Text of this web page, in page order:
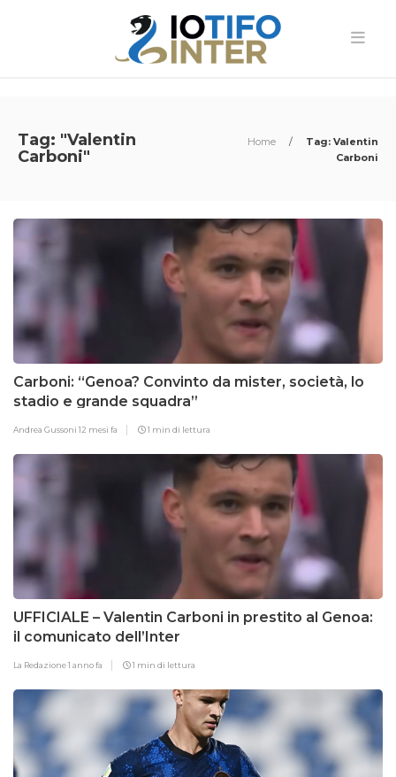
Tag: "Valentin
Carboni"
Home /
Tag: Valentin
Carboni
Carboni: “Genoa? Convinto da mister, società, lo
stadio e grande squadra”
Andrea Gussoni12 mesi fa 1 min di lettura
UFFICIALE – Valentin Carboni in prestito al Genoa:
il comunicato dell’Inter
La Redazione1 anno fa 1 min di lettura